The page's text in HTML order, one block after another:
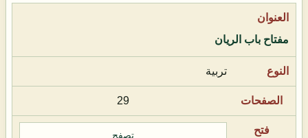
مفتاح باب الريان
تربية
29
تصفح